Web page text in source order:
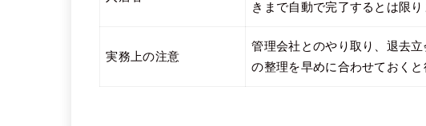
きまで自動で完了するとは限り
実務上の注意
管理会社とのやり取り、退去
の整理を早めに合わせておく